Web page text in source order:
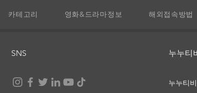
핀란드 셋방살이 다시보기 및
더 타
카테고리 영화&드라마정보 해외접속방법
SNS ​누누티비
누누티